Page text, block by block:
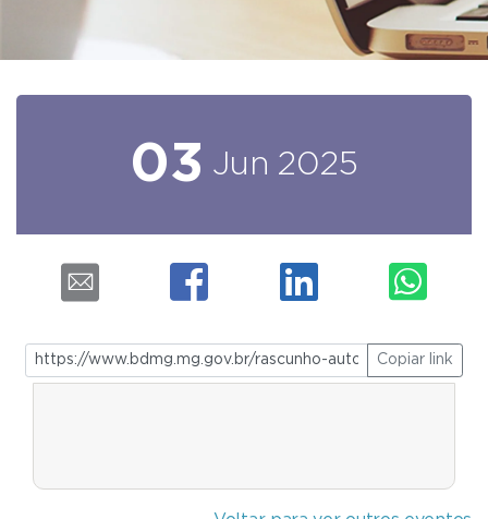
03 Jun 2025
Copiar link